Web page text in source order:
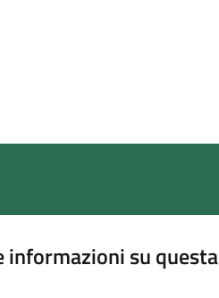
informazioni su questa